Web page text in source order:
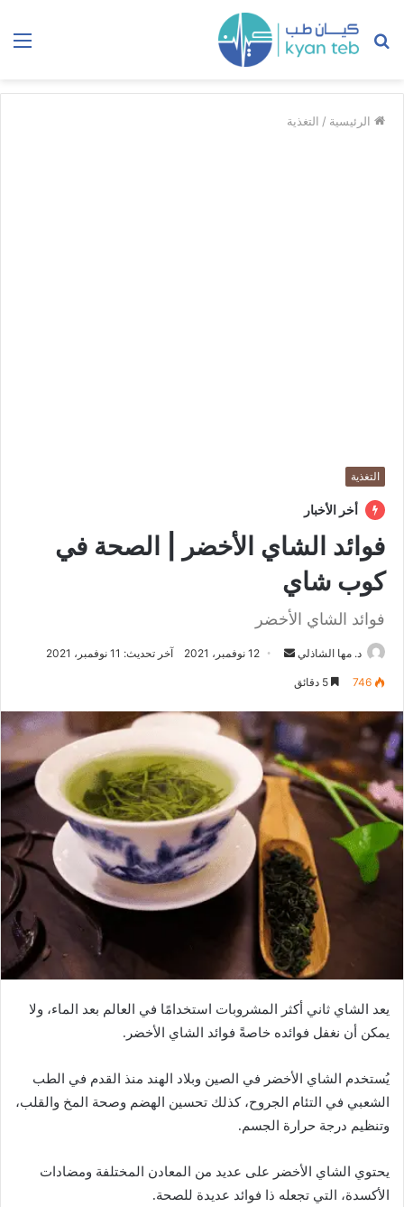
بحث
الرئيسية / التغذية
التغذية
أخر الأخبار
فوائد الشاي الأخضر | الصحة في
كوب شاي
فوائد الشاي الأخضر
د. مها الشاذلي
ل
ب
ر
ي
إ
ك
ت
ر
و
ن
ا
12 نوفمبر، 2021 آخر تحديث: 11 نوفمبر، 2021
746
يعد الشاي ثاني أكثر المشروبات استخدامًا في العالم بعد الماء، ولا
يمكن أن نغفل فوائده خاصةً فوائد الشاي الأخضر.
يُستخدم الشاي الأخضر في الصين وبلاد الهند منذ القدم في الطب
الشعبي في التئام الجروح، كذلك تحسين الهضم وصحة المخ والقلب،
وتنظيم درجة حرارة الجسم.
يحتوي الشاي الأخضر على عديد من المعادن المختلفة ومضادات
الأكسدة، التي تجعله ذا فوائد عديدة للصحة.